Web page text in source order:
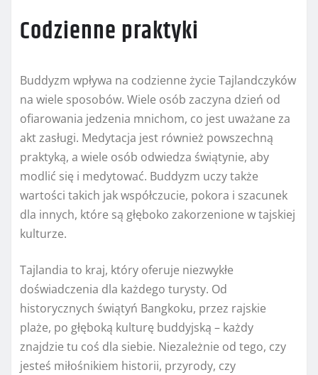
Codzienne praktyki
Buddyzm wpływa na codzienne życie Tajlandczyków
na wiele sposobów. Wiele osób zaczyna dzień od
ofiarowania jedzenia mnichom, co jest uważane za
akt zasługi. Medytacja jest również powszechną
praktyką, a wiele osób odwiedza świątynie, aby
modlić się i medytować. Buddyzm uczy także
wartości takich jak współczucie, pokora i szacunek
dla innych, które są głęboko zakorzenione w tajskiej
kulturze.
Tajlandia to kraj, który oferuje niezwykłe
doświadczenia dla każdego turysty. Od
historycznych świątyń Bangkoku, przez rajskie
plaże, po głęboką kulturę buddyjską – każdy
znajdzie tu coś dla siebie. Niezależnie od tego, czy
jesteś miłośnikiem historii, przyrody, czy